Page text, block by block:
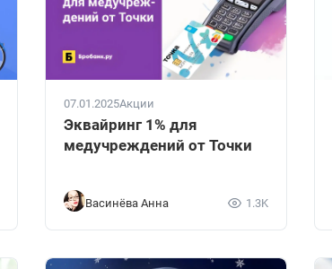
07.01.2025Акции
Эквайринг 1% для
медучреждений от Точки
Васинёва Анна 1.3K